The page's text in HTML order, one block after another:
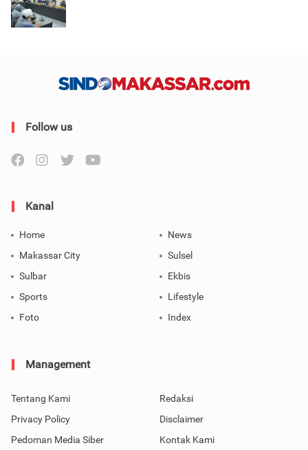
Follow us
Kanal
Home
News
Makassar City
Sulsel
Sulbar
Ekbis
Sports
Lifestyle
Foto
Index
Management
Tentang Kami
Redaksi
Privacy Policy
Disclaimer
Pedoman Media Siber
Kontak Kami